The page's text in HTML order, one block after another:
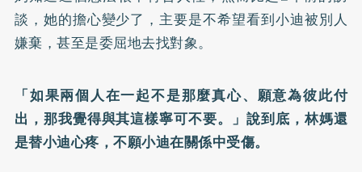
談，她的擔心變少了，主要是不希望看到小迪被別人
嫌棄，甚至是委屈地去找對象。
「如果兩個人在一起不是那麼真心、願意為彼此付
出，那我覺得與其這樣寧可不要。」說到底，林媽還
是替小迪心疼，不願小迪在關係中受傷。